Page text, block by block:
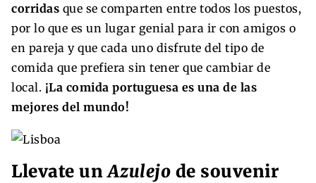
corridas que se comparten entre todos los puestos,
por lo que es un lugar genial para ir con amigos o
en pareja y que cada uno disfrute del tipo de
comida que prefiera sin tener que cambiar de
local. ¡La comida portuguesa es una de las
mejores del mundo!
Llevate unAzulejo de souvenir